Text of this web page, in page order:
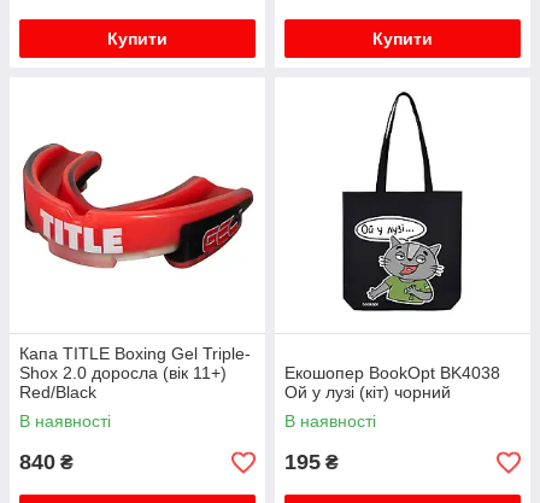
Купити Купити
Капа TITLE Boxing Gel Triple-
Shox 2.0 доросла (вік 11+)
Red/Black
В наявності
840 ₴
Екошопер BookOpt BK4038
Ой у лузі (кіт) чорний
В наявності
195 ₴